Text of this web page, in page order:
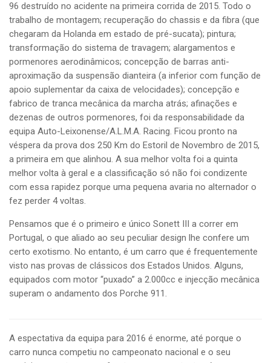
96 destruído no acidente na primeira corrida de 2015. Todo o
trabalho de montagem; recuperação do chassis e da fibra (que
chegaram da Holanda em estado de pré-sucata); pintura;
transformação do sistema de travagem; alargamentos e
pormenores aerodinâmicos; concepção de barras anti-
aproximação da suspensão dianteira (a inferior com função de
apoio suplementar da caixa de velocidades); concepção e
fabrico de tranca mecânica da marcha atrás; afinações e
dezenas de outros pormenores, foi da responsabilidade da
equipa Auto-Leixonense/A.L.M.A. Racing. Ficou pronto na
véspera da prova dos 250 Km do Estoril de Novembro de 2015,
a primeira em que alinhou. A sua melhor volta foi a quinta
melhor volta à geral e a classificação só não foi condizente
com essa rapidez porque uma pequena avaria no alternador o
fez perder 4 voltas.
Pensamos que é o primeiro e único Sonett III a correr em
Portugal, o que aliado ao seu peculiar design lhe confere um
certo exotismo. No entanto, é um carro que é frequentemente
visto nas provas de clássicos dos Estados Unidos. Alguns,
equipados com motor “puxado” a 2.000cc e injecção mecânica
superam o andamento dos Porche 911.
A espectativa da equipa para 2016 é enorme, até porque o
carro nunca competiu no campeonato nacional e o seu